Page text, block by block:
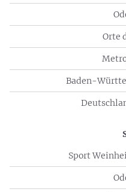
Orte
Baden-
Sport